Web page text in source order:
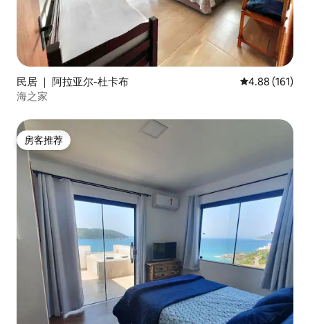
民居 ｜ 阿拉亚尔-杜卡布 平均评分 4.88
4.88 (161)
海之家
房客推荐
房客推荐